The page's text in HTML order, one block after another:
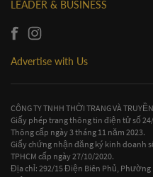
LEADER & BUSINESS
Advertise with Us
CÔNG TY TNHH THỜI TRANG VÀ
Giấy phép trang thông tin điện tử số
Thông cấp ngày 3 tháng 11 năm 2023.
Giấy chứng nhận đăng ký kinh doanh
TPHCM cấp ngày 27/10/2020.
Địa chỉ: 292/15 Điện Biên Phủ, Phường